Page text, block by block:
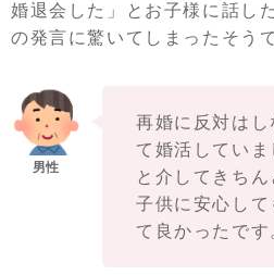
婚退会した」とお子様に話し
の発言に驚いてしまったそう
再婚に反対は
て婚活してい
と介してきち
子供に安心し
て良かったです